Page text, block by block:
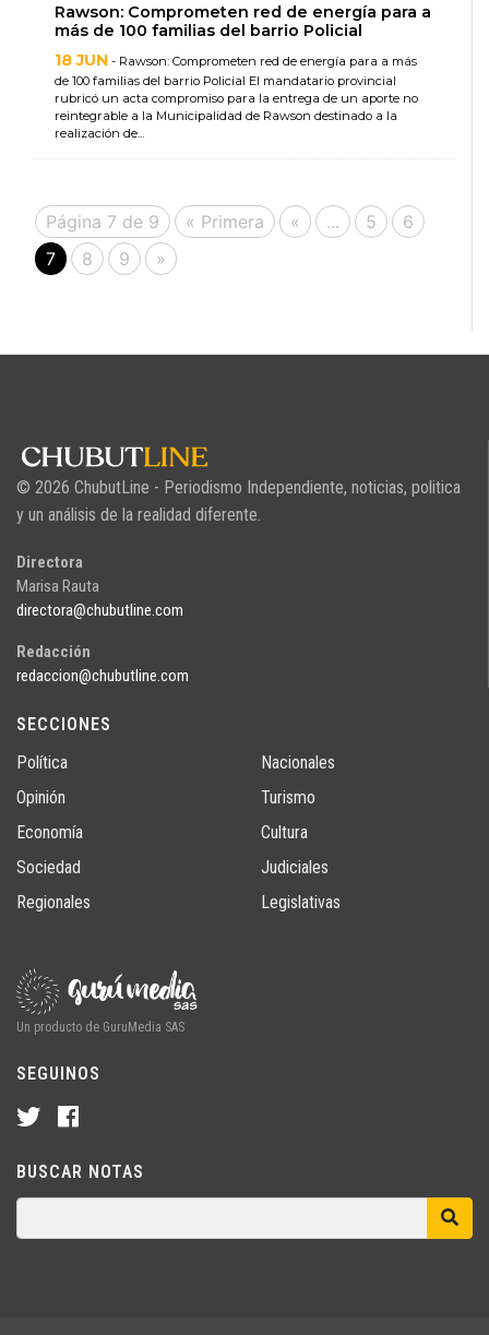
Rawson: Comprometen red de energía para a
más de 100 familias del barrio Policial
18 JUN - Rawson: Comprometen red de energía para a más
de 100 familias del barrio Policial El mandatario provincial
rubricó un acta compromiso para la entrega de un aporte no
reintegrable a la Municipalidad de Rawson destinado a la
realización de...
Página 7 de 9 « Primera « ... 5
6
7
8 9 »
© 2026 ChubutLine - Periodismo Independiente, noticias, politica
y un análisis de la realidad diferente.
Directora
Marisa Rauta
directora@chubutline.com
Redacción
redaccion@chubutline.com
SECCIONES
Política
Opinión
Economía
Sociedad
Regionales
Nacionales
Turismo
Cultura
Judiciales
Legislativas
Un producto de GuruMedia SAS
SEGUINOS
BUSCAR NOTAS